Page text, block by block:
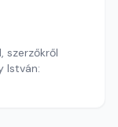
szerzőkről
István: